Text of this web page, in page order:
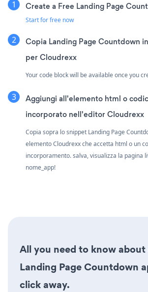
Create a Free Landing Page
Start for free now
Copia Landing Page Countdown
per Cloudrexx
Your code block will be available once you
Aggiungi all'elemento html o
incorporato nell'editor Cloudrexx
Copia sopra lo snippet Landing Page
elemento Cloudrexx che accetta html o un
incorporamento. salva, visualizza la pagina
nome_app!
All you need to know
Landing Page Countdown
click away.